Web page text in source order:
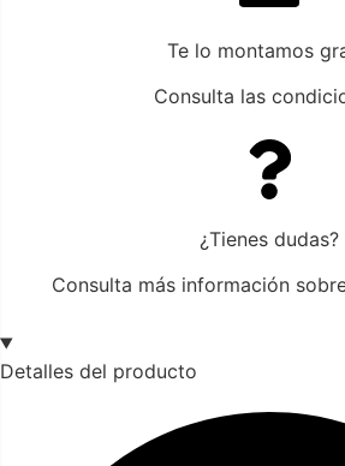
Te lo montamos
Consulta las
¿Tienes dudas?
Consulta más información
Detalles del producto